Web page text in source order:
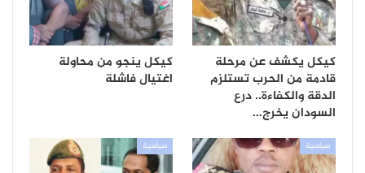
كيكل يكشف عن مرحلة
قادمة من الحرب تستلزم
الدقة والكفاءة.. درع
السودان يخرج…
كيكل ينجو من محاولة
اغتيال فاشلة
سياسية سياسية